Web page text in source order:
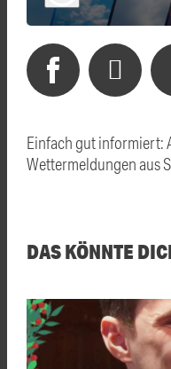
Einfach gut informiert:
Wettermeldungen aus
DAS KÖNNTE